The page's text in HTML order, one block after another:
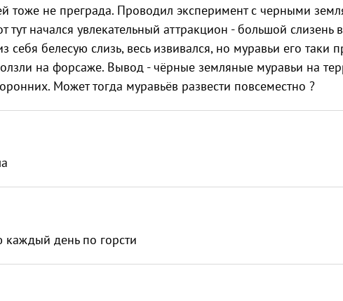
тоже не преграда. Проводил эксперимент с черными
тут начался увлекательный аттракцион - большой слизень
себя белесую слизь, весь извивался, но муравьи его таки
на форсаже. Вывод - чёрные земляные муравьи на
Может тогда муравьёв развести повсеместно ?
день по горсти